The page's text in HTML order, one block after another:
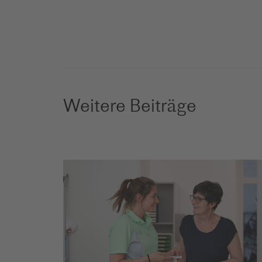
Weitere Beiträge